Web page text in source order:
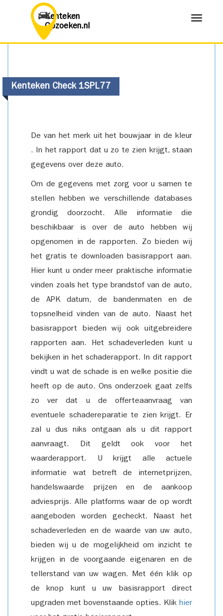
Kenteken
Opzoeken.nl
Menu
Kenteken Check 1SPL77
De van het merk uit het bouwjaar in de kleur
. In het rapport dat u zo te zien krijgt, staan
gegevens over deze auto.
Om de gegevens met zorg voor u samen te
stellen hebben we verschillende databases
grondig doorzocht. Alle informatie die
beschikbaar is over de auto hebben wij
opgenomen in de rapporten. Zo bieden wij
het gratis te downloaden basisrapport aan.
Hier kunt u onder meer praktische informatie
vinden zoals het type brandstof van de auto,
de APK datum, de bandenmaten en de
topsnelheid vinden van de auto. Naast het
basisrapport bieden wij ook uitgebreidere
rapporten aan. Het schadeverleden kunt u
bekijken in het schaderapport. In dit rapport
vindt u wat de schade is en welke positie die
heeft op de auto. Ons onderzoek gaat zelfs
zo ver dat u de offerteaanvraag van
eventuele schadereparatie te zien krijgt. Er
zal u dus niks ontgaan als u dit rapport
aanvraagt. Dit geldt ook voor het
waarderapport. U krijgt alle actuele
informatie wat betreft de internetprijzen,
handelswaarde prijzen en de aankoop
adviesprijs. Alle platforms waar de op wordt
aangeboden worden gecheckt. Naast het
schadeverleden en de waarde van uw auto,
bieden wij u de mogelijkheid om inzicht te
krijgen in de voorgaande eigenaren en de
tellerstand van uw wagen. Met één klik op
de knop kunt u uw basisrapport direct
upgraden met bovenstaande opties. Klik hier